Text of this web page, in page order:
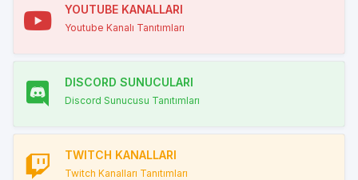
YOUTUBE KANALLARI
Youtube Kanalı Tanıtımları
DISCORD SUNUCULARI
Discord Sunucusu Tanıtımları
TWITCH KANALLARI
Twitch Kanalları Tanıtımları